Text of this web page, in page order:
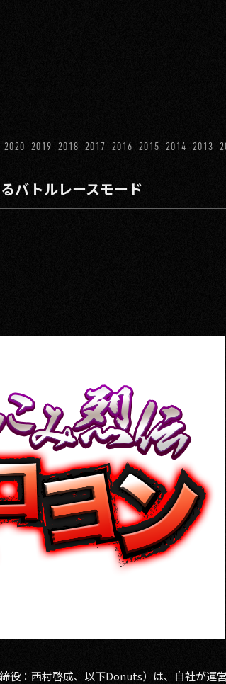
2020 2019 2018 2017 2016 2015 2014 2013
バトルレースモード
役：西村啓成、以下Donuts）は、自社が運